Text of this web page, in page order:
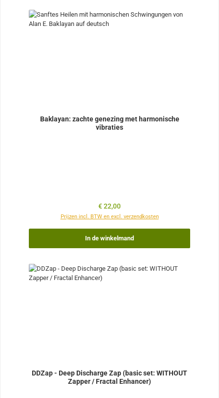
Baklayan: zachte genezing met harmonische
vibraties
Normale prijs:
€ 22,00
Prijzen incl. BTW en excl. verzendkosten
In de winkelmand
DDZap - Deep Discharge Zap (basic set: WITHOUT
Zapper / Fractal Enhancer)